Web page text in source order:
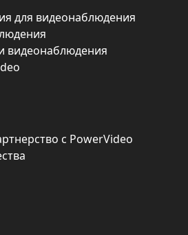
для видеонаблюдения
видеонаблюдения
с PowerVideo